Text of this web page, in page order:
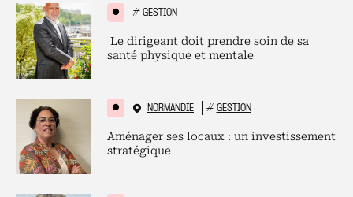
# GESTION
Le dirigeant doit prendre soin de sa
santé physique et mentale
NORMANDIE # GESTION
Aménager ses locaux : un investissement
stratégique